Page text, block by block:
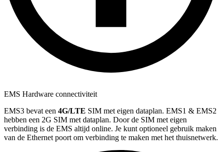
EMS Hardware connectiviteit
EMS3 bevat een 4G/LTE SIM met eigen dataplan. EMS1 & EMS2
hebben een 2G SIM met dataplan. Door de SIM met eigen
verbinding is de EMS altijd online. Je kunt optioneel gebruik maken
van de Ethernet poort om verbinding te maken met het thuisnetwerk.